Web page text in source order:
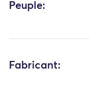
Peuple:
Fabricant: